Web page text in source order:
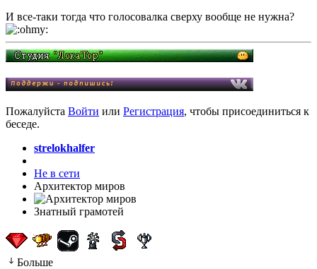
И все-таки тогда что голосовалка сверху вообще не нужна?
Пожалуйста Войти или Регистрация, чтобы присоединиться к
беседе.
strelokhalfer
Не в сети
Архитектор миров
Знатный грамотей
Больше